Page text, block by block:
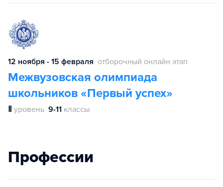
12 ноября - 15 февраля отборочный онлайн этап
Межвузовская олимпиада
школьников «Первый успех»
Ⅱ уровень 9-11 классы
Профессии